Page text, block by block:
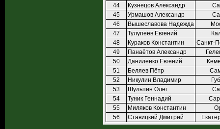
44
Кузнецов Александр
45
Урмашов Александр
46
Вышеславова Надежда
47
Тулупеев Евгений
48
Кураков Константин
Санкт-
49
Панаётов Александр
50
Даниленко Евгений
51
Беляев Пётр
52
Никулин Владимир
53
Шульпин Олег
54
Туник Геннадий
55
Миляков Константин
56
Ставицкий Дмитрий